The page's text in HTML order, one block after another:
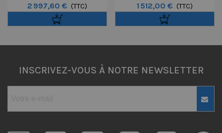
F/2.8 GM
2 997,60 € (TTC)
GM
1 512,00 € (TTC)
INSCRIVEZ-VOUS À NOTRE NEWSLETTER